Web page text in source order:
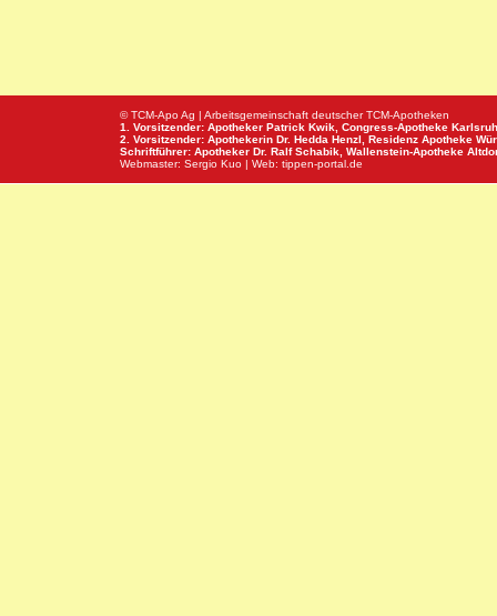
© TCM-Apo Ag | Arbeitsgemeinschaft deutscher TCM-Apotheken
1. Vorsitzender: Apotheker Patrick Kwik, Congress-Apotheke
2. Vorsitzender: Apothekerin Dr. Hedda Henzl, Residenz Apotheke
Schriftführer: Apotheker Dr. Ralf Schabik, Wallenstein-Apotheke
Webmaster: Sergio Kuo | Web: tippen-portal.de